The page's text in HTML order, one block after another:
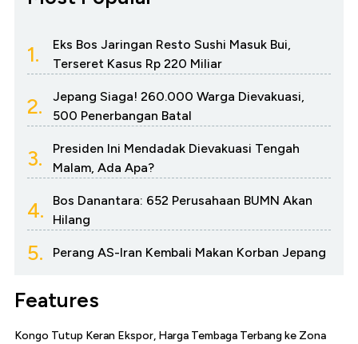
1.
Eks Bos Jaringan Resto Sushi Masuk Bui,
Terseret Kasus Rp 220 Miliar
2.
Jepang Siaga! 260.000 Warga Dievakuasi,
500 Penerbangan Batal
3.
Presiden Ini Mendadak Dievakuasi Tengah
Malam, Ada Apa?
4.
Bos Danantara: 652 Perusahaan BUMN Akan
Hilang
5. Perang AS-Iran Kembali Makan Korban Jepang
Features
Kongo Tutup Keran Ekspor, Harga Tembaga Terbang ke Zona